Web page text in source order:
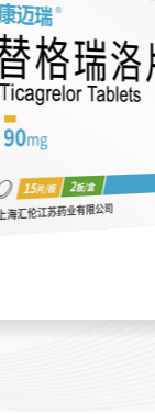
利伐沙班片
Rivaroxaban Tablets